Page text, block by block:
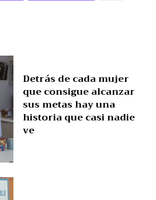
Detrás de cada mujer
que consigue alcanzar
sus metas hay una
historia que casi nadie
ve